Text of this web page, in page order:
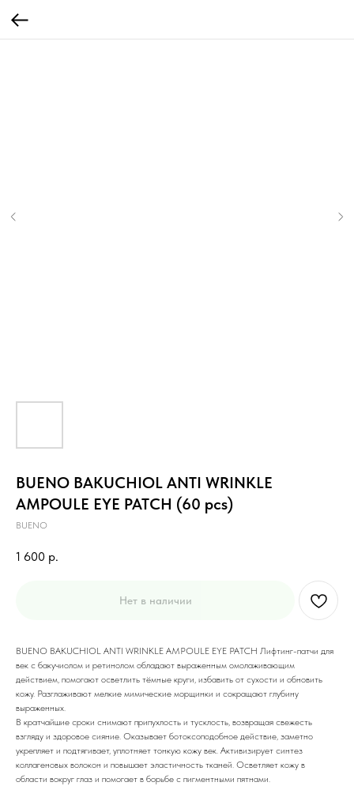
BUENO BAKUCHIOL ANTI WRINKLE
AMPOULE EYE PATCH (60 pcs)
BUENO
1 600 р.
Нет в наличии
BUENO BAKUCHIOL ANTI WRINKLE AMPOULE EYE PATCH Лифтинг-патчи для
век с бакучиолом и ретинолом обладают выраженным омолаживающим
действием, помогают осветлить тёмные круги, избавить от сухости и обновить
кожу. Разглаживают мелкие мимические морщинки и сокращают глубину
выраженных.
В кратчайшие сроки снимают припухлость и тусклость, возвращая свежесть
взгляду и здоровое сияние. Оказывает ботоксоподобное действие, заметно
укрепляет и подтягивает, уплотняет тонкую кожу век. Активизирует синтез
коллагеновых волокон и повышает эластичность тканей. Осветляет кожу в
области вокруг глаз и помогает в борьбе с пигментными пятнами.